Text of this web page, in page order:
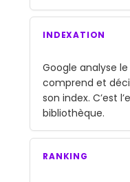
INDEXATION
Google analyse
comprend et
son index. C’est
bibliothèque.
RANKING